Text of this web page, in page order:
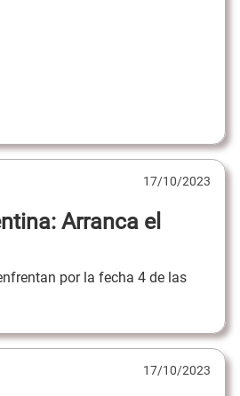
17/10/2023
Arranca el
por la fecha 4 de las
17/10/2023